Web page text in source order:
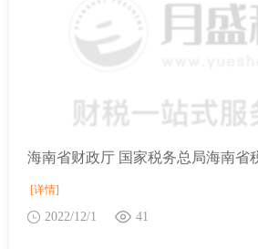
[详情]
2022/12/1 41